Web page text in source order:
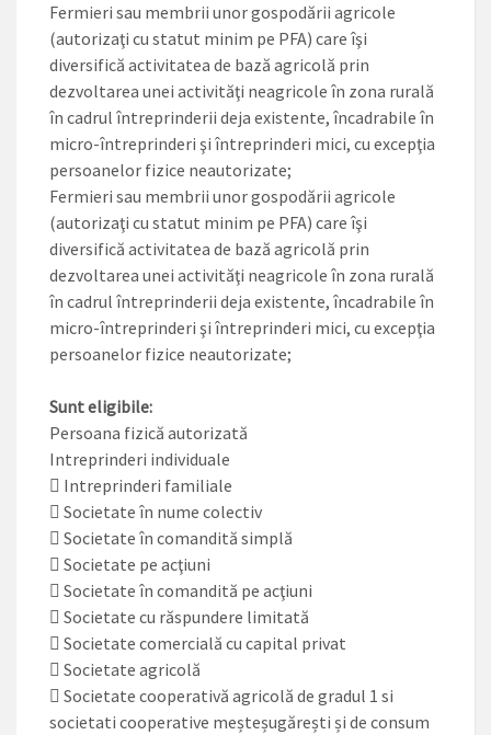
Fermieri sau membrii unor gospodării agricole
(autorizaţi cu statut minim pe PFA) care îşi
diversifică activitatea de bază agricolă prin
dezvoltarea unei activităţi neagricole în zona rurală
în cadrul întreprinderii deja existente, încadrabile în
micro-întreprinderi şi întreprinderi mici, cu excepţia
persoanelor fizice neautorizate;
Fermieri sau membrii unor gospodării agricole
(autorizaţi cu statut minim pe PFA) care îşi
diversifică activitatea de bază agricolă prin
dezvoltarea unei activităţi neagricole în zona rurală
în cadrul întreprinderii deja existente, încadrabile în
micro-întreprinderi şi întreprinderi mici, cu excepţia
persoanelor fizice neautorizate;
Sunt eligibile:
Persoana fizică autorizată
Intreprinderi individuale
 Intreprinderi familiale
 Societate în nume colectiv
 Societate în comandită simplă
 Societate pe acţiuni
 Societate în comandită pe acţiuni
 Societate cu răspundere limitată
 Societate comercială cu capital privat
 Societate agricolă
 Societate cooperativă agricolă de gradul 1 si
societati cooperative meșteșugărești și de consum